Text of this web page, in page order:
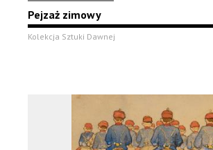
Pejzaż zimowy
Kolekcja Sztuki Dawnej